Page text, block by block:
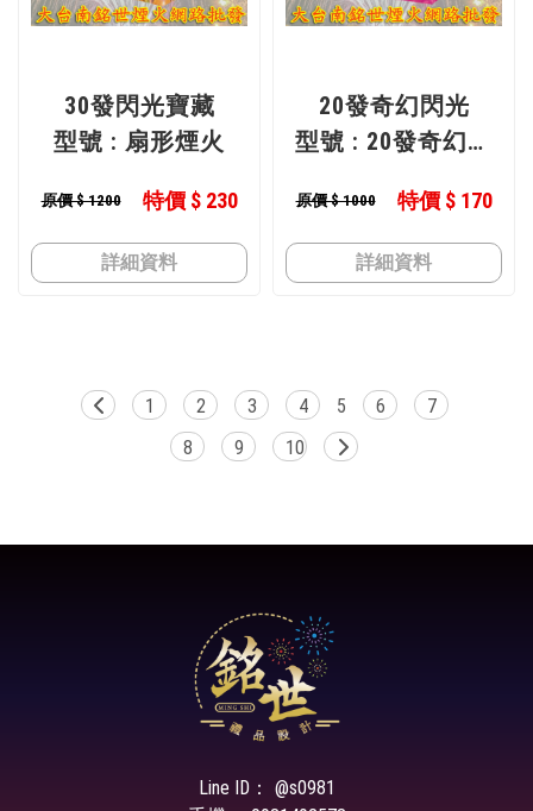
30發閃光寶藏
型號 : 扇形煙火
原價 $ 1200 特價 $ 230
詳細資料
20發奇幻閃光
型號 : 20發奇幻閃
原價 $ 1000 特價 $ 170
詳細資料
1 2 3 4 5 6
7
8
9 10
@s0981